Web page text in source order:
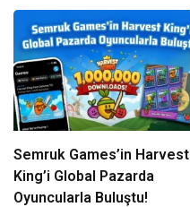
Semruk Games’in Harvest
King’i Global Pazarda
Oyuncularla Buluştu!